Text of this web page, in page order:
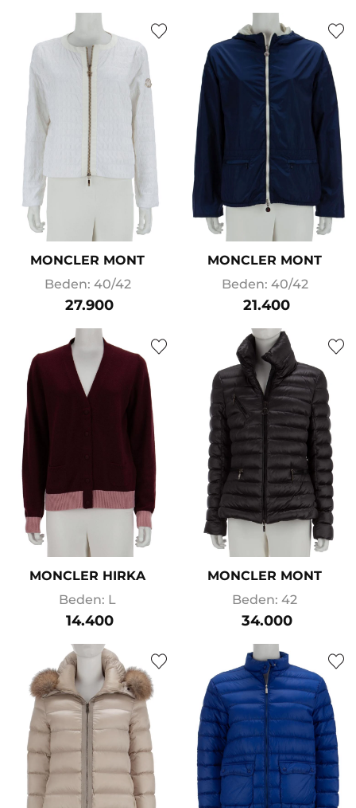
MONCLER MONT
Beden: 40/42
27.900
MONCLER MONT
Beden: 40/42
21.400
MONCLER HIRKA
Beden: L
14.400
MONCLER MONT
Beden: 42
34.000